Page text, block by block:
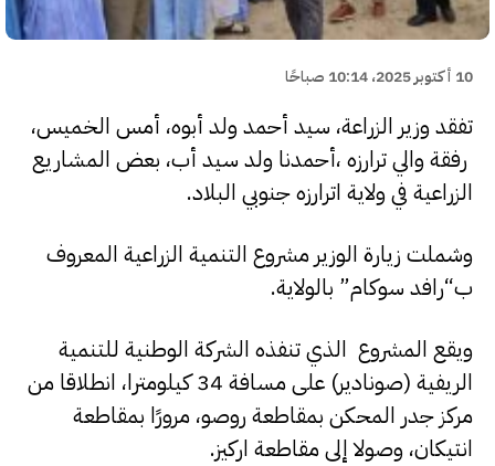
10 أكتوبر 2025، 10:14 صباحًا
تفقد وزير الزراعة، سيد أحمد ولد أبوه، أمس الخميس،
رفقة والي ترارزه ،أحمدنا ولد سيد أب، بعض المشاريع
الزراعية في ولاية اترارزه جنوبي البلاد.
وشملت زيارة الوزير مشروع التنمية الزراعية المعروف
ب“رافد سوكام” بالولاية.
ويقع المشروع الذي تنفذه الشركة الوطنية للتنمية
الريفية (صونادير) على مسافة 34 كيلومترا، انطلاقا من
مركز جدر المحكن بمقاطعة روصو، مرورًا بمقاطعة
انتيكان، وصولا إلى مقاطعة اركيز.